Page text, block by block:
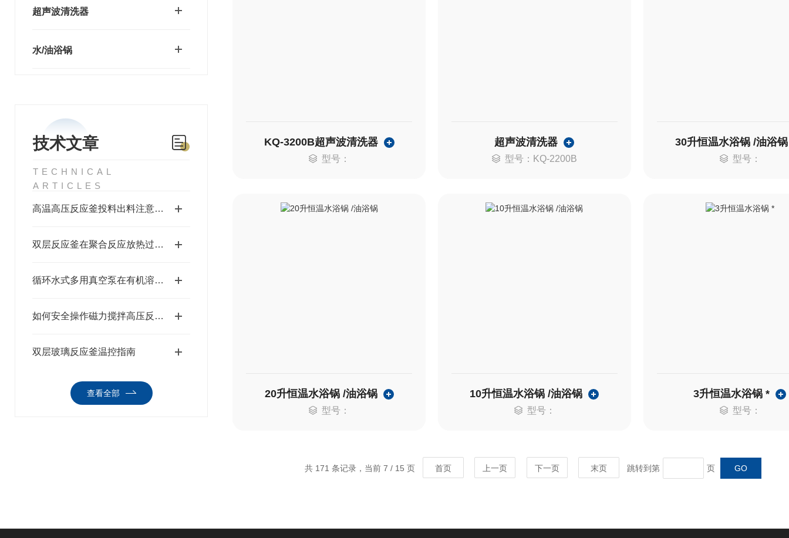
超声波清洗器
水/油浴锅
技术文章
TECHNICAL
ARTICLES
高温高压反应釜投料出料注意事项
双层反应釜在聚合反应放热过程中的紧急冷却系统响应速度
循环水式多用真空泵在有机溶剂挥发环境下的防爆型改造探讨
如何安全操作磁力搅拌高压反应釜：从装料到卸料的全程指南
双层玻璃反应釜温控指南
查看全部
KQ-3200B超声波清洗器
型号：
超声波清洗器
型号：KQ-2200B
30升恒温水浴锅 /油浴锅
型号：
20升恒温水浴锅 /油浴锅
型号：
10升恒温水浴锅 /油浴锅
型号：
3升恒温水浴锅 *
型号：
共 171 条记录，当前 7 / 15 页 首页 上一页 下一页 末页 跳转到第 页